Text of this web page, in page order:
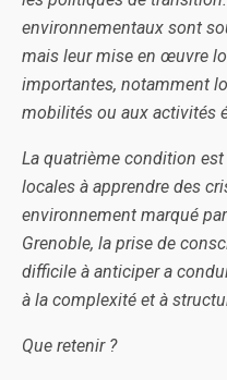
environnementaux sont
mais leur mise en œuvre
importantes, notamment
mobilités ou aux activités
La quatrième condition
locales à apprendre des
environnement marqué
Grenoble, la prise de
difficile à anticiper a
à la complexité et à
Que retenir ?